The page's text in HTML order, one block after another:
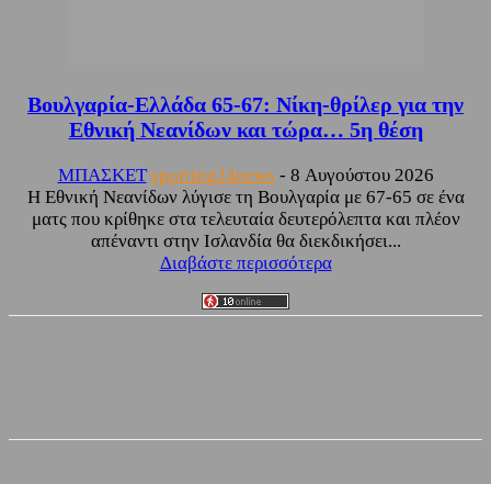
Βουλγαρία-Ελλάδα 65-67: Νίκη-θρίλερ για την
Εθνική Νεανίδων και τώρα… 5η θέση
ΜΠΑΣΚΕΤ sporting24news - 8 Αυγούστου 2026
Η Εθνική Νεανίδων λύγισε τη Βουλγαρία με 67-65 σε ένα
ματς που κρίθηκε στα τελευταία δευτερόλεπτα και πλέον
απέναντι στην Ισλανδία θα διεκδικήσει...
Διαβάστε περισσότερα